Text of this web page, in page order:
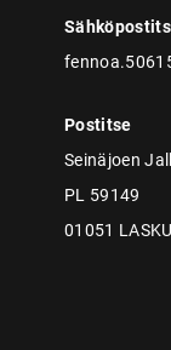
Postitse
Seinäjoen
PL 59149
01051